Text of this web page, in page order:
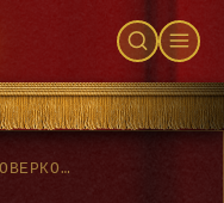
РОГВОЛД СУХОВЕРКО ЧИТАЕТ СТИХИ НА ТВОРЧЕСКОМ ВЕЧ. ПОСВ.75Л.Д.Р. ПОЭТА А.ТВАРДОВСКОГО (16.10.85Г)